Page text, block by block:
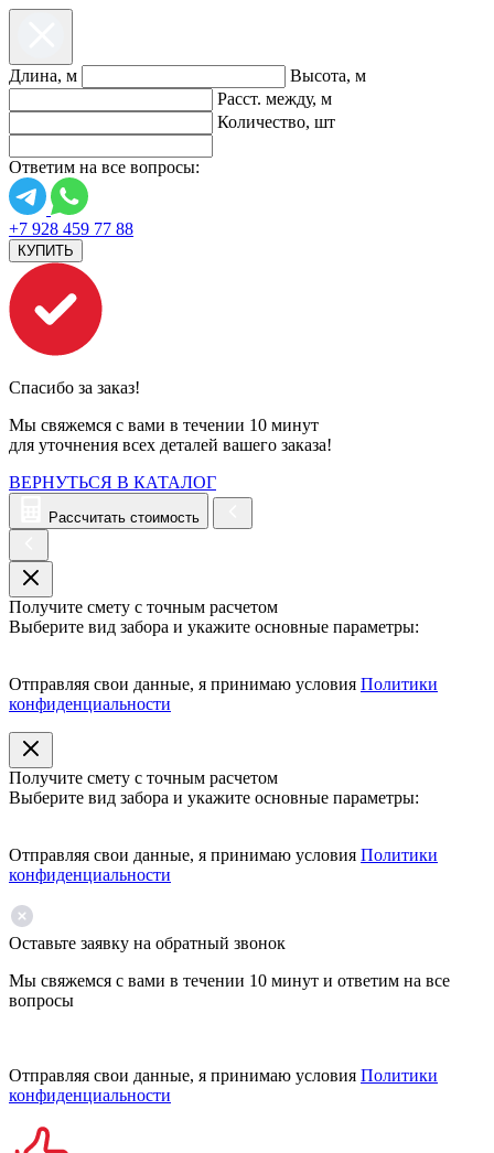
Длина, м
Высота, м
Расст. между, м
Количество, шт
Ответим на все вопросы:
+7 928 459 77 88
КУПИТЬ
Спасибо за заказ!
Мы свяжемся с вами в течении 10 минут
для уточнения всех деталей вашего заказа!
ВЕРНУТЬСЯ В КАТАЛОГ
Рассчитать стоимость
Получите смету с точным расчетом
Выберите вид забора и укажите основные параметры:
Отправляя свои данные, я принимаю условия Политики
конфиденциальности
Получите смету с точным расчетом
Выберите вид забора и укажите основные параметры:
Отправляя свои данные, я принимаю условия Политики
конфиденциальности
Оставьте заявку на обратный звонок
Мы свяжемся с вами в течении 10 минут и ответим на все
вопросы
Отправляя свои данные, я принимаю условия Политики
конфиденциальности